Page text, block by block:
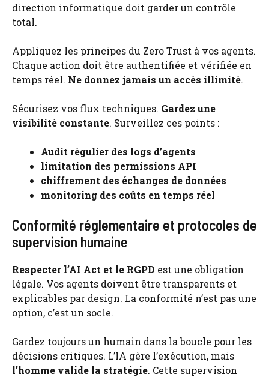
direction informatique doit garder un contrôle
total.
Appliquez les principes du Zero Trust à vos agents.
Chaque action doit être authentifiée et vérifiée en
temps réel. Ne donnez jamais un accès illimité.
Sécurisez vos flux techniques. Gardez une
visibilité constante. Surveillez ces points :
Audit régulier des logs d’agents
limitation des permissions API
chiffrement des échanges de données
monitoring des coûts en temps réel
Conformité réglementaire et protocoles de
supervision humaine
Respecter l’AI Act et le RGPD est une obligation
légale. Vos agents doivent être transparents et
explicables par design. La conformité n’est pas une
option, c’est un socle.
Gardez toujours un humain dans la boucle pour les
décisions critiques. L’IA gère l’exécution, mais
l’homme valide la stratégie. Cette supervision